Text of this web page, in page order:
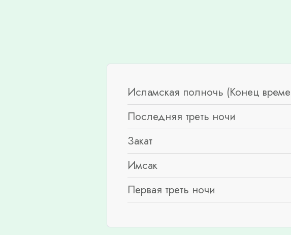
Исламская полночь (Конец
Последняя треть ночи
Закат
Имсак
Первая треть ночи